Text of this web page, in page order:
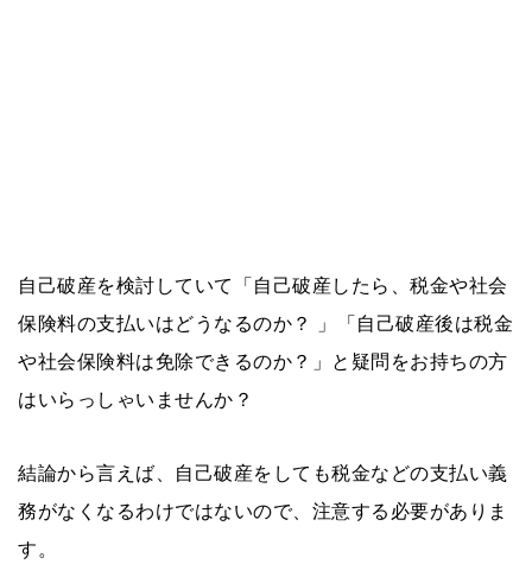
自己破産を検討していて「自己破産したら、税金や社会
保険料の支払いはどうなるのか？ 」「自己破産後は税金
や社会保険料は免除できるのか？」と疑問をお持ちの方
はいらっしゃいませんか？
結論から言えば、自己破産をしても税金などの支払い義
務がなくなるわけではないので、注意する必要がありま
す。